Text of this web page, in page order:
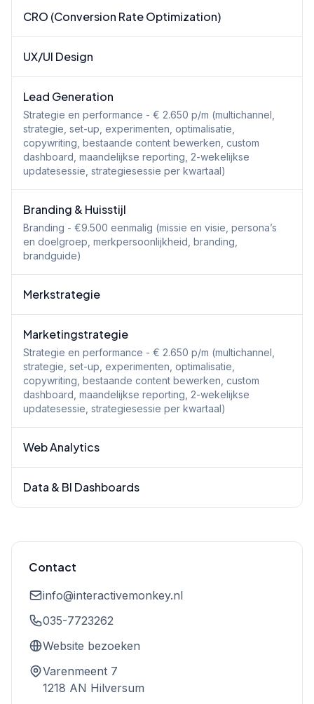
CRO (Conversion Rate Optimization)
UX/UI Design
Lead Generation
Strategie en performance - € 2.650 p/m (multichannel,
strategie, set-up, experimenten, optimalisatie,
copywriting, bestaande content bewerken, custom
dashboard, maandelijkse reporting, 2-wekelijkse
updatesessie, strategiesessie per kwartaal)
Branding & Huisstijl
Branding - €9.500 eenmalig (missie en visie, persona’s
en doelgroep, merkpersoonlijkheid, branding,
brandguide)
Merkstrategie
Marketingstrategie
Strategie en performance - € 2.650 p/m (multichannel,
strategie, set-up, experimenten, optimalisatie,
copywriting, bestaande content bewerken, custom
dashboard, maandelijkse reporting, 2-wekelijkse
updatesessie, strategiesessie per kwartaal)
Web Analytics
Data & BI Dashboards
Contact
info@interactivemonkey.nl
035-7723262
Website bezoeken
Varenmeent 7
1218 AN Hilversum